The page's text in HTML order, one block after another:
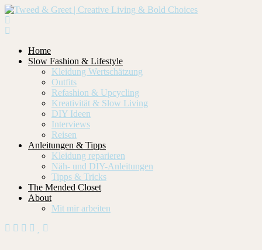
Home
Slow Fashion & Lifestyle
Kleidung Wertschätzung
Outfits
Refashion & Upcycling
Kreativität & Slow Living
DIY Ideen
Interviews
Reisen
Anleitungen & Tipps
Kleidung reparieren
Näh- und DIY-Anleitungen
Tipps & Tricks
The Mended Closet
About
Mit mir arbeiten